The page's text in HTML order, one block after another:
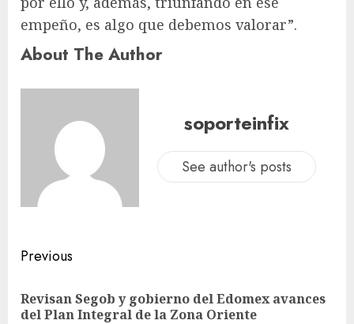
empeño, es algo que debemos valorar”.
About The Author
soporteinfix
See author's posts
Previous
Revisan Segob y gobierno del Edomex avances
del Plan Integral de la Zona Oriente